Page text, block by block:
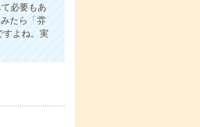
必要もあ
たら「雰
よね。実